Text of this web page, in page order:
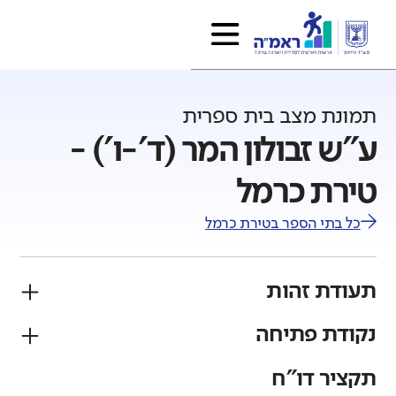
תמונת מצב בית ספרית
ע"ש זבולון המר (ד'-ו') -
טירת כרמל
כל בתי הספר בטירת כרמל
תעודת זהות
פיקוח
נקודת פתיחה
תקציר דו"ח